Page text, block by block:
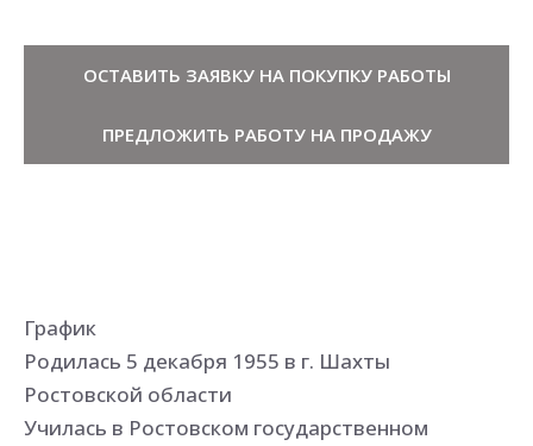
ОСТАВИТЬ ЗАЯВКУ НА ПОКУПКУ РАБОТЫ
ПРЕДЛОЖИТЬ РАБОТУ НА ПРОДАЖУ
График
Родилась 5 декабря 1955 в г. Шахты
Ростовской области
Училась в Ростовском государственном